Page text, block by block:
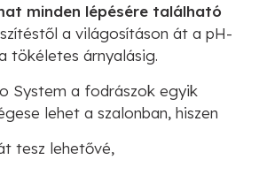
minden lépésére található
a világosításon át a pH-
tökéletes árnyalásig.
System a fodrászok egyik
lehet a szalonban, hiszen
tesz lehetővé,